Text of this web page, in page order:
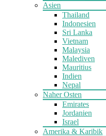
Asien
Thailand
Indonesien
Sri Lanka
Vietnam
Malaysia
Malediven
Mauritius
Indien
Nepal
Naher Osten
Emirates
Jordanien
Israel
Amerika & Karibik